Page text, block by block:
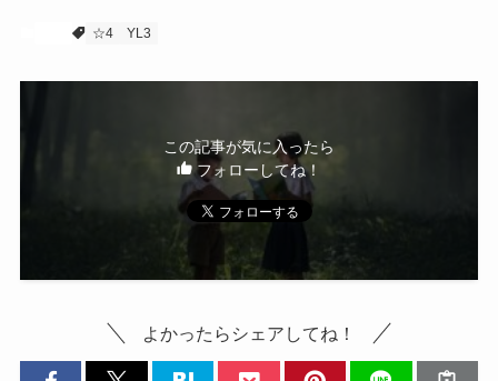
☆4 YL3
この記事が気に入ったら
フォローしてね！
よかったらシェアしてね！